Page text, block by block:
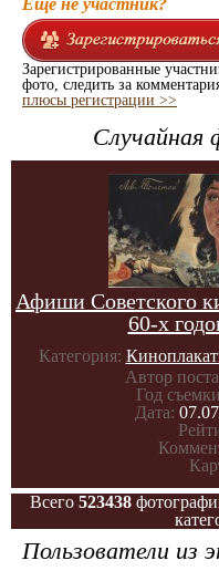
Еще не участник?
Зарегистрированные
фото, следить за
плюсы регистрации >>
Случайная
Афиши Советского
60-х
Категория:
Автор
Год
Дата:
Всего 523438
Пользователи из